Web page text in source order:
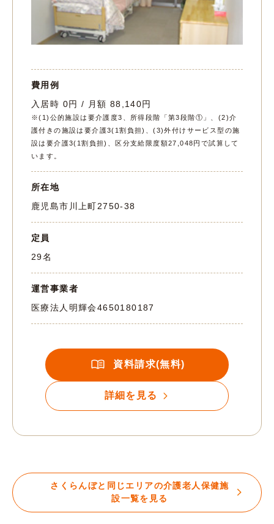
費用例
入居時 0円 / 月額 88,140円
※(1)公的施設は要介護度3、所得段階「第3段階①」、(2)介
護付きの施設は要介護3(1割負担)、(3)外付けサービス型の施
設は要介護3(1割負担)、区分支給限度額27,048円で試算して
います。
所在地
鹿児島市川上町2750-38
定員
29名
運営事業者
医療法人明輝会4650180187
資料請求(無料)
詳細を見る
さくらんぼと同じエリアの介護老人保健施
設一覧を見る